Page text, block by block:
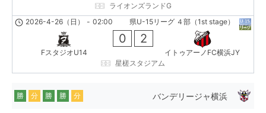
ライオンズランドG
県U-15リーグ ４部（1st stage）
2026-4-26（日） - 02:00
FスタジオU14
0 2
イトゥアーノFC横浜JY
星槎スタジアム
バンデリージャ横浜
勝 分 勝 勝 分